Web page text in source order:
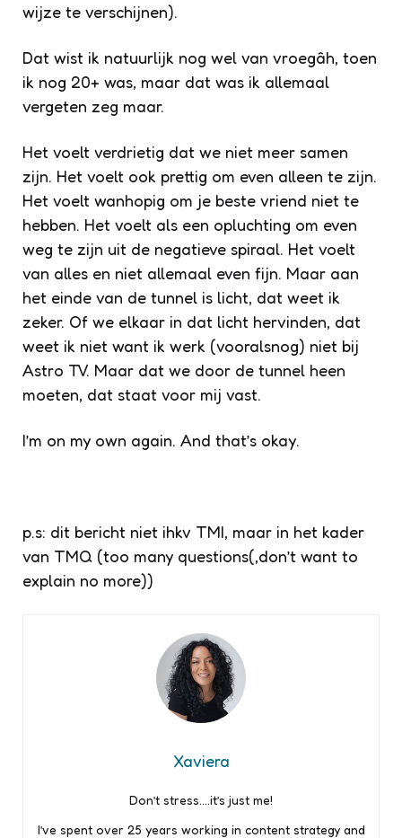
wijze te verschijnen).
Dat wist ik natuurlijk nog wel van vroegâh, toen
ik nog 20+ was, maar dat was ik allemaal
vergeten zeg maar.
Het voelt verdrietig dat we niet meer samen
zijn. Het voelt ook prettig om even alleen te zijn.
Het voelt wanhopig om je beste vriend niet te
hebben. Het voelt als een opluchting om even
weg te zijn uit de negatieve spiraal. Het voelt
van alles en niet allemaal even fijn. Maar aan
het einde van de tunnel is licht, dat weet ik
zeker. Of we elkaar in dat licht hervinden, dat
weet ik niet want ik werk (vooralsnog) niet bij
Astro TV. Maar dat we door de tunnel heen
moeten, dat staat voor mij vast.
I’m on my own again. And that’s okay.
p.s: dit bericht niet ihkv TMI, maar in het kader
van TMQ (too many questions(,don’t want to
explain no more))
Xaviera
Don’t stress….it’s just me!
I’ve spent over 25 years working in content strategy and